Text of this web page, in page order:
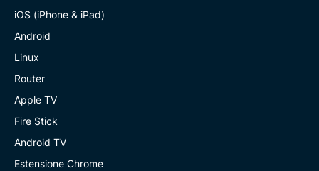
iOS (iPhone & iPad)
Android
Linux
Router
Apple TV
Fire Stick
Android TV
Estensione Chrome